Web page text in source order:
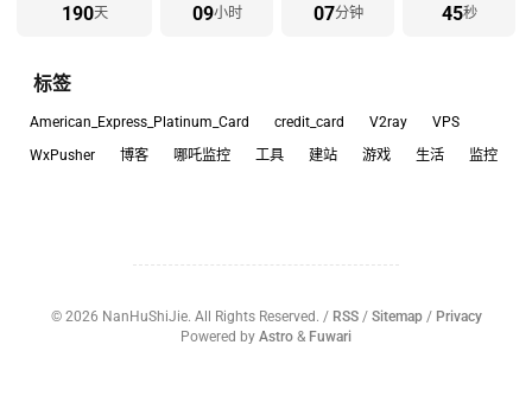
190天 09小时 07分钟 45秒
标签
American_Express_Platinum_Card credit_card V2ray
VPS
WxPusher
博客 哪吒监控 工具 建站 游戏 生活 监控
© 2026 NanHuShiJie. All Rights Reserved. / RSS/ Sitemap/ Privacy
Powered by Astro & Fuwari